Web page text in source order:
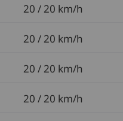
20 / 20 km/h
20 / 20 km/h
20 / 20 km/h
20 / 20 km/h